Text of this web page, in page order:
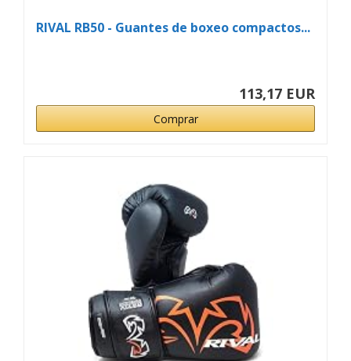
RIVAL RB50 - Guantes de boxeo compactos...
113,17 EUR
Comprar